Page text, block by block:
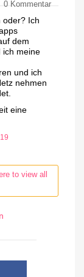
0Kommentar
oder? Ich
dem
ich meine
und ich
nehmen
eine
to view all